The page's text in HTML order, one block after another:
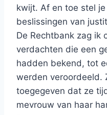
kwijt. Af en toe stel
beslissingen van
De Rechtbank zag ik
verdachten die een
hadden bekend, tot
werden veroordeeld.
toegegeven dat ze
mevrouw van haar